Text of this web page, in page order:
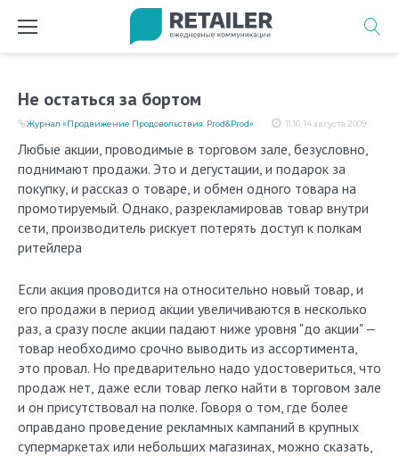
Не остаться за бортом
11:10, 14 августа 2009
Журнал «Продвижение Продовольствия. Prod&Prod»
Любые акции, проводимые в торговом зале, безусловно,
поднимают продажи. Это и дегустации, и подарок за
покупку, и рассказ о товаре, и обмен одного товара на
промотируемый. Однако, разрекламировав товар внутри
сети, производитель рискует потерять доступ к полкам
ритейлера
Если акция проводится на относительно новый товар, и
его продажи в период акции увеличиваются в несколько
раз, а сразу после акции падают ниже уровня "до акции" —
товар необходимо срочно выводить из ассортимента,
это провал. Но предварительно надо удостовериться, что
продаж нет, даже если товар легко найти в торговом зале
и он присутствовал на полке. Говоря о том, где более
оправдано проведение рекламных кампаний в крупных
супермаркетах или небольших магазинах, можно сказать,